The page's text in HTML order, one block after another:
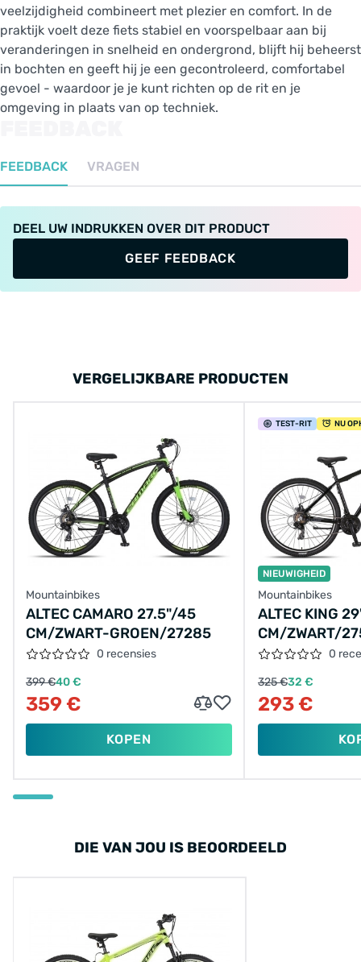
veelzijdigheid combineert met plezier en comfort. In de
praktijk voelt deze fiets stabiel en voorspelbaar aan bij
veranderingen in snelheid en ondergrond, blijft hij beheerst
in bochten en geeft hij je een gecontroleerd, comfortabel
gevoel - waardoor je je kunt richten op de rit en je
omgeving in plaats van op techniek.
FEEDBACK VRAGEN
DEEL UW INDRUKKEN OVER DIT PRODUCT
GEEF FEEDBACK
VERGELIJKBARE PRODUCTEN
Mountainbikes
ALTEC CAMARO 27.5"/45
CM/ZWART-GROEN/27285
0 recensies
399 €40 €
359 €
KOPEN
TEST-RIT NU
NIEUWIGHEID
Mountainbikes
ALTEC KING
CM/ZWART/
0
325 €32 €
293 €
DIE VAN JOU IS BEOORDEELD